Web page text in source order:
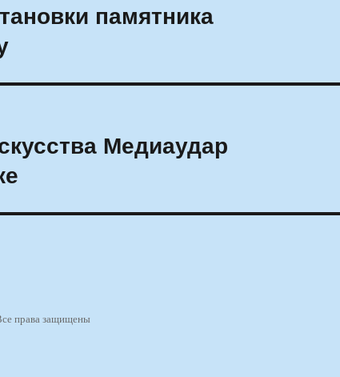
памятника
Медиаудар
права защищены